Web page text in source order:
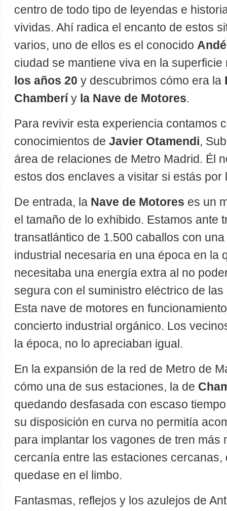
centro de todo tipo de leyendas e
vividas. Ahí radica el encanto de estos
varios, uno de ellos es el conocido
ciudad se mantiene viva en la
los años 20 y descubrimos cómo era la
Chamberíy la Nave de Motores.
Para revivir esta experiencia contamos
conocimientos de Javier Otamendi,
área de relaciones de Metro Madrid. Él
estos dos enclaves a visitar si estás por
De entrada, la Nave de Motores es un
el tamaño de lo exhibido. Estamos ante
transatlántico de 1.500 caballos con
industrial necesaria en una época en la
necesitaba una energía extra al no
segura con el suministro eléctrico de
Esta nave de motores en
concierto industrial orgánico. Los
la época, no lo apreciaban igual.
En la expansión de la red de Metro de
cómo una de sus estaciones, la de
quedando desfasada con escaso
su disposición en curva no permitía
para implantar los vagones de tren más
cercanía entre las estaciones cercanas,
quedase en el limbo.
Fantasmas, reflejos y los azulejos de